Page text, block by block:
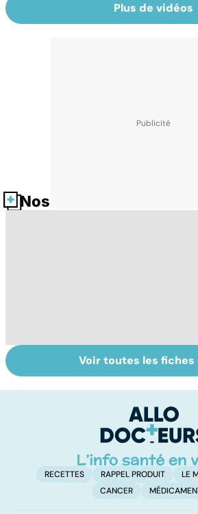
Plus de vidéos
Nos fiches santé
La tuberculose
pulmonaire
Le
un
Voir toutes les fiches
RECETTES RAPPEL PRODUIT
LE
CANCER